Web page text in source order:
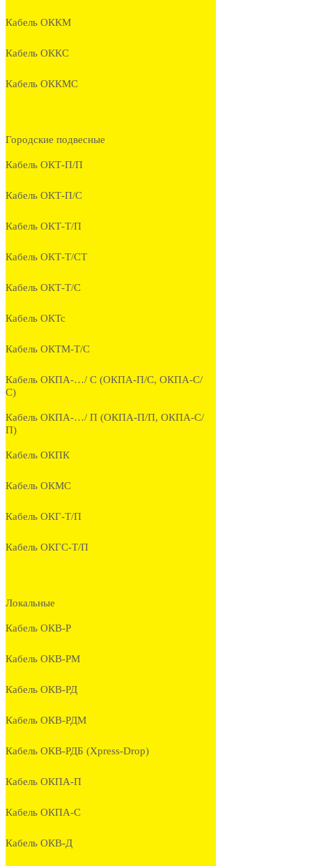
Кабель ОККМ
Кабель ОККС
Кабель ОККМС
Городские подвесные
Кабель ОКТ-П/П
Кабель ОКТ-П/С
Кабель ОКТ-Т/П
Кабель ОКТ-Т/СТ
Кабель ОКТ-Т/С
Кабель ОКТс
Кабель ОКТМ-Т/С
Кабель ОКПА-…/ С (ОКПА-П/С, ОКПА-С/
С)
Кабель ОКПА-…/ П (ОКПА-П/П, ОКПА-С/
П)
Кабель ОКПК
Кабель ОКМС
Кабель ОКГ-Т/П
Кабель ОКГС-Т/П
Локальные
Кабель ОКВ-Р
Кабель ОКВ-РМ
Кабель ОКВ-РД
Кабель ОКВ-РДМ
Кабель ОКВ-РДБ (Xpress-Drop)
Кабель ОКПА-П
Кабель ОКПА-С
Кабель ОКВ-Д